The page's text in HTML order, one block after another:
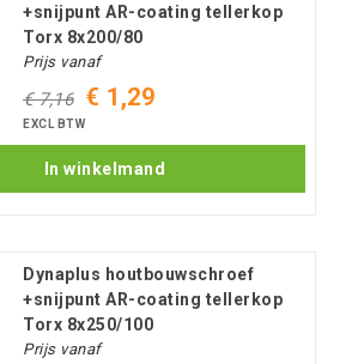
+snijpunt AR-coating tellerkop
Torx 8x200/80
Prijs vanaf
€ 7,16 € 1,29
EXCL BTW
In winkelmand
Dynaplus houtbouwschroef
+snijpunt AR-coating tellerkop
Torx 8x250/100
Prijs vanaf